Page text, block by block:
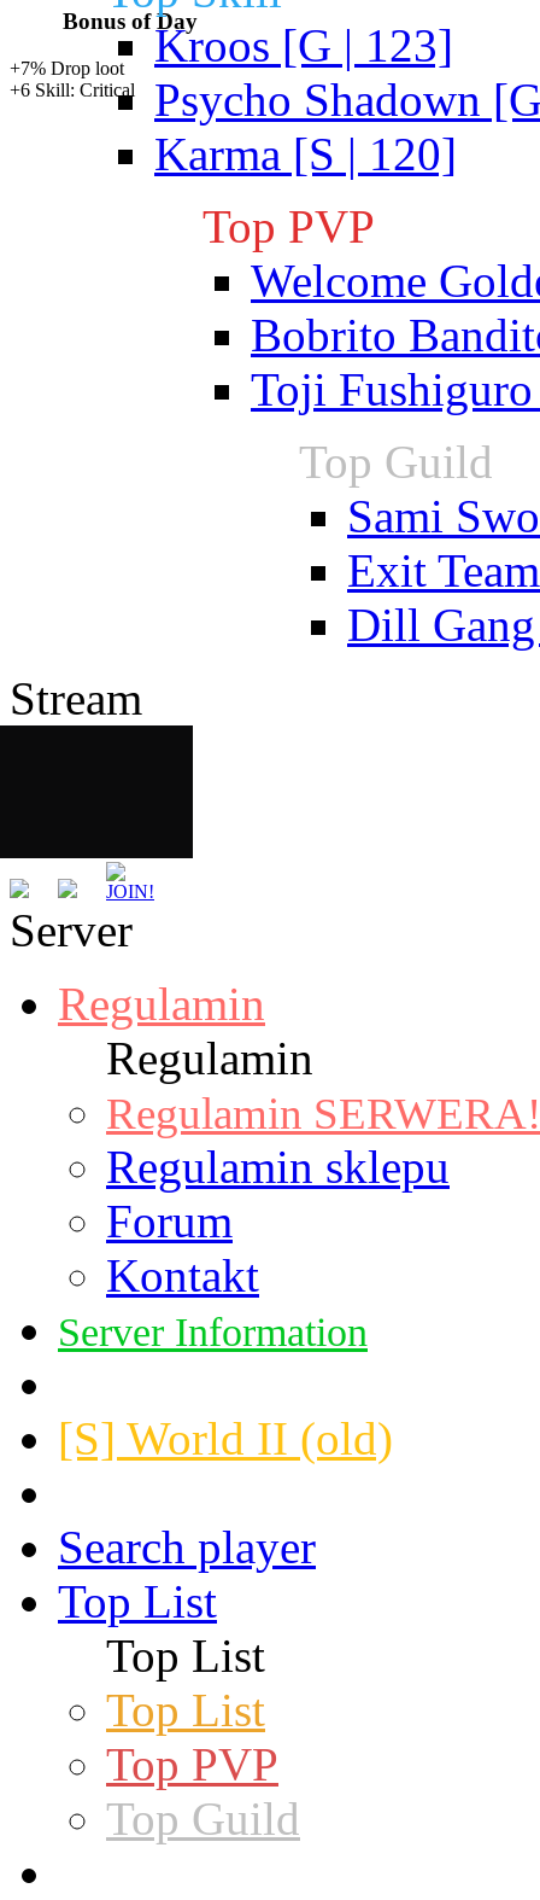
Bonus of Day
+7% Drop loot
+6 Skill: Critical
Kroos [G | 123]
Psycho Shadown
Karma [S | 120]
Top PVP
Welcome
Bobrito
Toji
Top Guild
Sami
Exit
Dill
Stream
Server
Regulamin
Regulamin
Regulamin
Regulamin sklepu
Forum
Kontakt
Server Information
[S] World II (old)
Search player
Top List
Top List
Top List
Top PVP
Top Guild